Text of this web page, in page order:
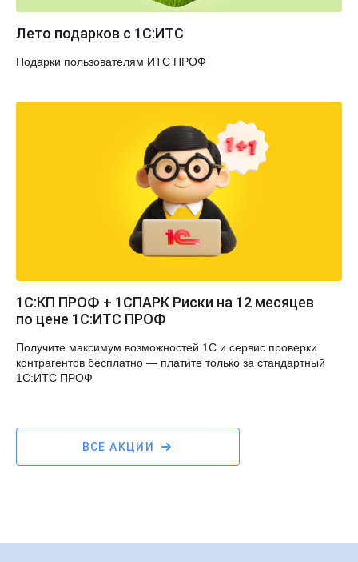
Лето подарков с 1С:ИТС
Подарки пользователям ИТС ПРОФ
1С:КП ПРОФ + 1СПАРК Риски на 12 месяцев
по цене 1С:ИТС ПРОФ
Получите максимум возможностей 1С и сервис проверки
контрагентов бесплатно — платите только за стандартный
1С:ИТС ПРОФ
ВСЕ АКЦИИ